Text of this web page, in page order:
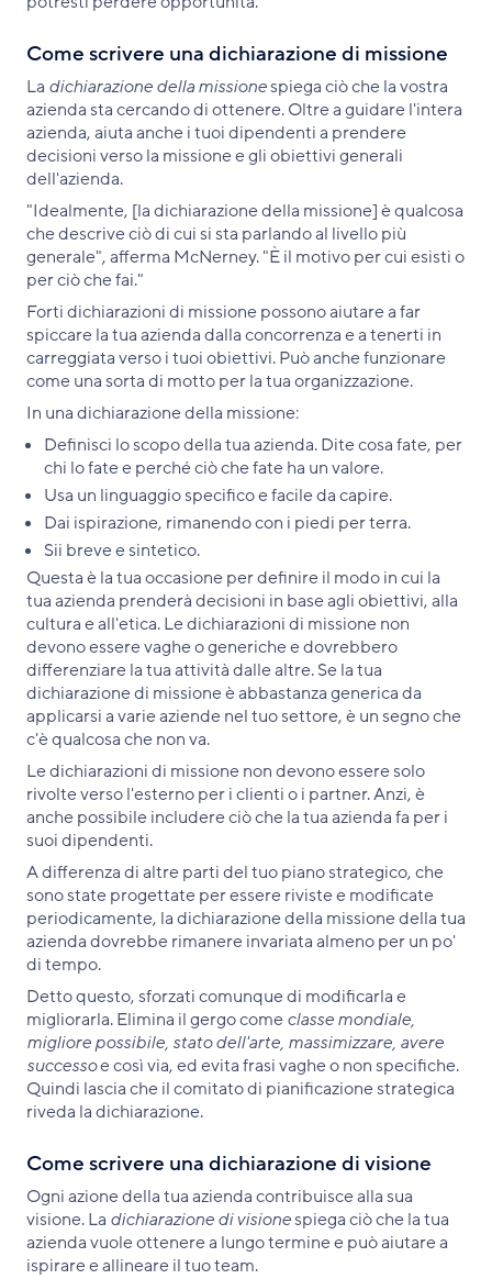
Come scrivere una dichiarazione di missione
La dichiarazione della missionespiega ciò che la vostra
azienda sta cercando di ottenere. Oltre a guidare l'intera
azienda, aiuta anche i tuoi dipendenti a prendere
decisioni verso la missione e gli obiettivi generali
dell'azienda.
"Idealmente, [la dichiarazione della missione] è qualcosa
che descrive ciò di cui si sta parlando al livello più
generale", afferma McNerney. "È il motivo per cui esisti o
per ciò che fai."
Forti dichiarazioni di missione possono aiutare a far
spiccare la tua azienda dalla concorrenza e a tenerti in
carreggiata verso i tuoi obiettivi. Può anche funzionare
come una sorta di motto per la tua organizzazione.
In una dichiarazione della missione:
Definisci lo scopo della tua azienda. Dite cosa fate, per
chi lo fate e perché ciò che fate ha un valore.
Usa un linguaggio specifico e facile da capire.
Dai ispirazione, rimanendo con i piedi per terra.
Sii breve e sintetico.
Questa è la tua occasione per definire il modo in cui la
tua azienda prenderà decisioni in base agli obiettivi, alla
cultura e all'etica. Le dichiarazioni di missione non
devono essere vaghe o generiche e dovrebbero
differenziare la tua attività dalle altre. Se la tua
dichiarazione di missione è abbastanza generica da
applicarsi a varie aziende nel tuo settore, è un segno che
c'è qualcosa che non va.
Le dichiarazioni di missione non devono essere solo
rivolte verso l'esterno per i clienti o i partner. Anzi, è
anche possibile includere ciò che la tua azienda fa per i
suoi dipendenti.
A differenza di altre parti del tuo piano strategico, che
sono state progettate per essere riviste e modificate
periodicamente, la dichiarazione della missione della tua
azienda dovrebbe rimanere invariata almeno per un po'
di tempo.
Detto questo, sforzati comunque di modificarla e
migliorarla. Elimina il gergo comeclasse mondiale,
migliore possibile, stato dell'arte, massimizzare, avere
successoe così via, ed evita frasi vaghe o non specifiche.
Quindi lascia che il comitato di pianificazione strategica
riveda la dichiarazione.
Come scrivere una dichiarazione di visione
Ogni azione della tua azienda contribuisce alla sua
visione. La dichiarazione di visionespiega ciò che la tua
azienda vuole ottenere a lungo termine e può aiutare a
ispirare e allineare il tuo team.